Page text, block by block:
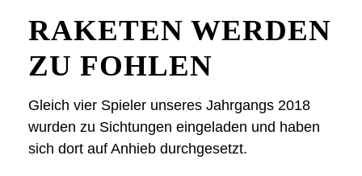
RAKETEN WERDEN
ZU FOHLEN
Gleich vier Spieler unseres Jahrgangs 2018
wurden zu Sichtungen eingeladen und haben
sich dort auf Anhieb durchgesetzt.